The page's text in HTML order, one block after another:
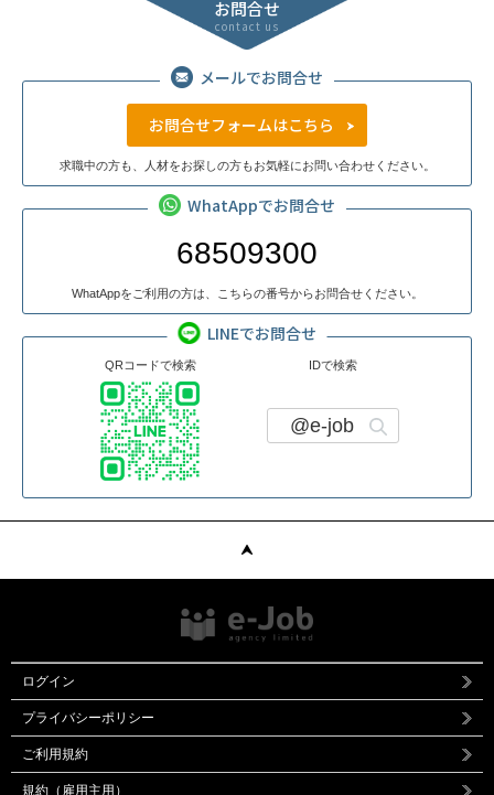
お問合せ
contact us
メールでお問合せ
お問合せフォームはこちら
求職中の方も、人材をお探しの方もお気軽にお問い合わせください。
WhatAppでお問合せ
68509300
WhatAppをご利用の方は、こちらの番号からお問合せください。
LINEでお問合せ
QRコードで検索 IDで検索
@e-job
ログイン
プライバシーポリシー
ご利用規約
規約（雇用主用）